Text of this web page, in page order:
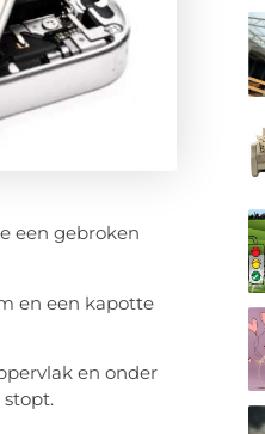
een gebroken
en een kapotte
en onder